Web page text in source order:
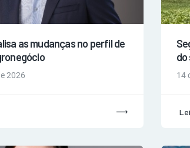
as mudanças no perfil de
2026
do
14